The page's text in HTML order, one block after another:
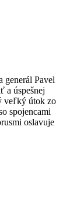
generál Pavel
a úspešnej
veľký útok zo
spojencami
oslavuje